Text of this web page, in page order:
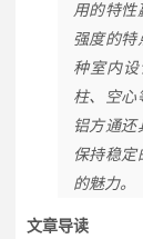
用的特性
强度的特
种室内
柱、空心
铝方通还
保持稳定
的魅力。
文章导读